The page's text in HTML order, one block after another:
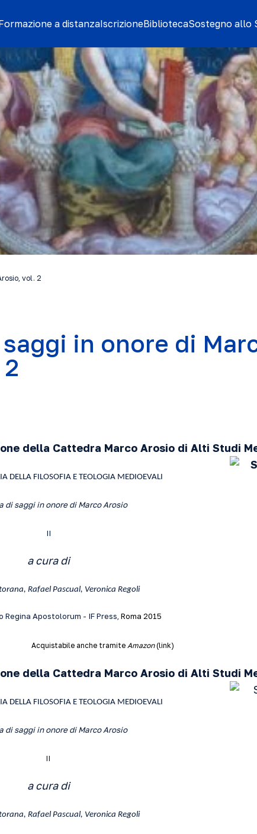
a distanzaIscrizioneBibliotecaSostegno allo
vol. 2
in onore di
della Cattedra Marco Arosio di Alti Studi
DELLA FILOSOFIA E TEOLOGIA MEDIOEVALI
di saggi in onore di Marco Arosio
II
a cura di
Rafael Pascual, Veronica Regoli
Apostolorum - IF Press, Roma 2015
Acquistabile anche tramite Amazon(link)
della Cattedra Marco Arosio di Alti Studi
DELLA FILOSOFIA E TEOLOGIA MEDIOEVALI
di saggi in onore di Marco Arosio
II
a cura di
Rafael Pascual, Veronica Regoli